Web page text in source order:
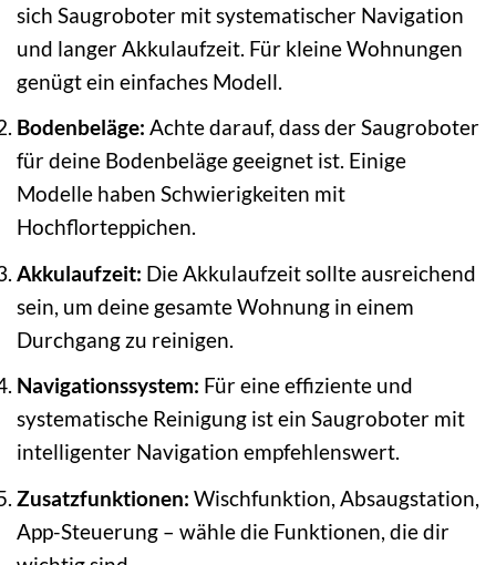
sich Saugroboter mit systematischer Navigation
und langer Akkulaufzeit. Für kleine Wohnungen
genügt ein einfaches Modell.
Bodenbeläge: Achte darauf, dass der Saugroboter
für deine Bodenbeläge geeignet ist. Einige
Modelle haben Schwierigkeiten mit
Hochflorteppichen.
Akkulaufzeit: Die Akkulaufzeit sollte ausreichend
sein, um deine gesamte Wohnung in einem
Durchgang zu reinigen.
Navigationssystem: Für eine effiziente und
systematische Reinigung ist ein Saugroboter mit
intelligenter Navigation empfehlenswert.
Zusatzfunktionen: Wischfunktion, Absaugstation,
App-Steuerung – wähle die Funktionen, die dir